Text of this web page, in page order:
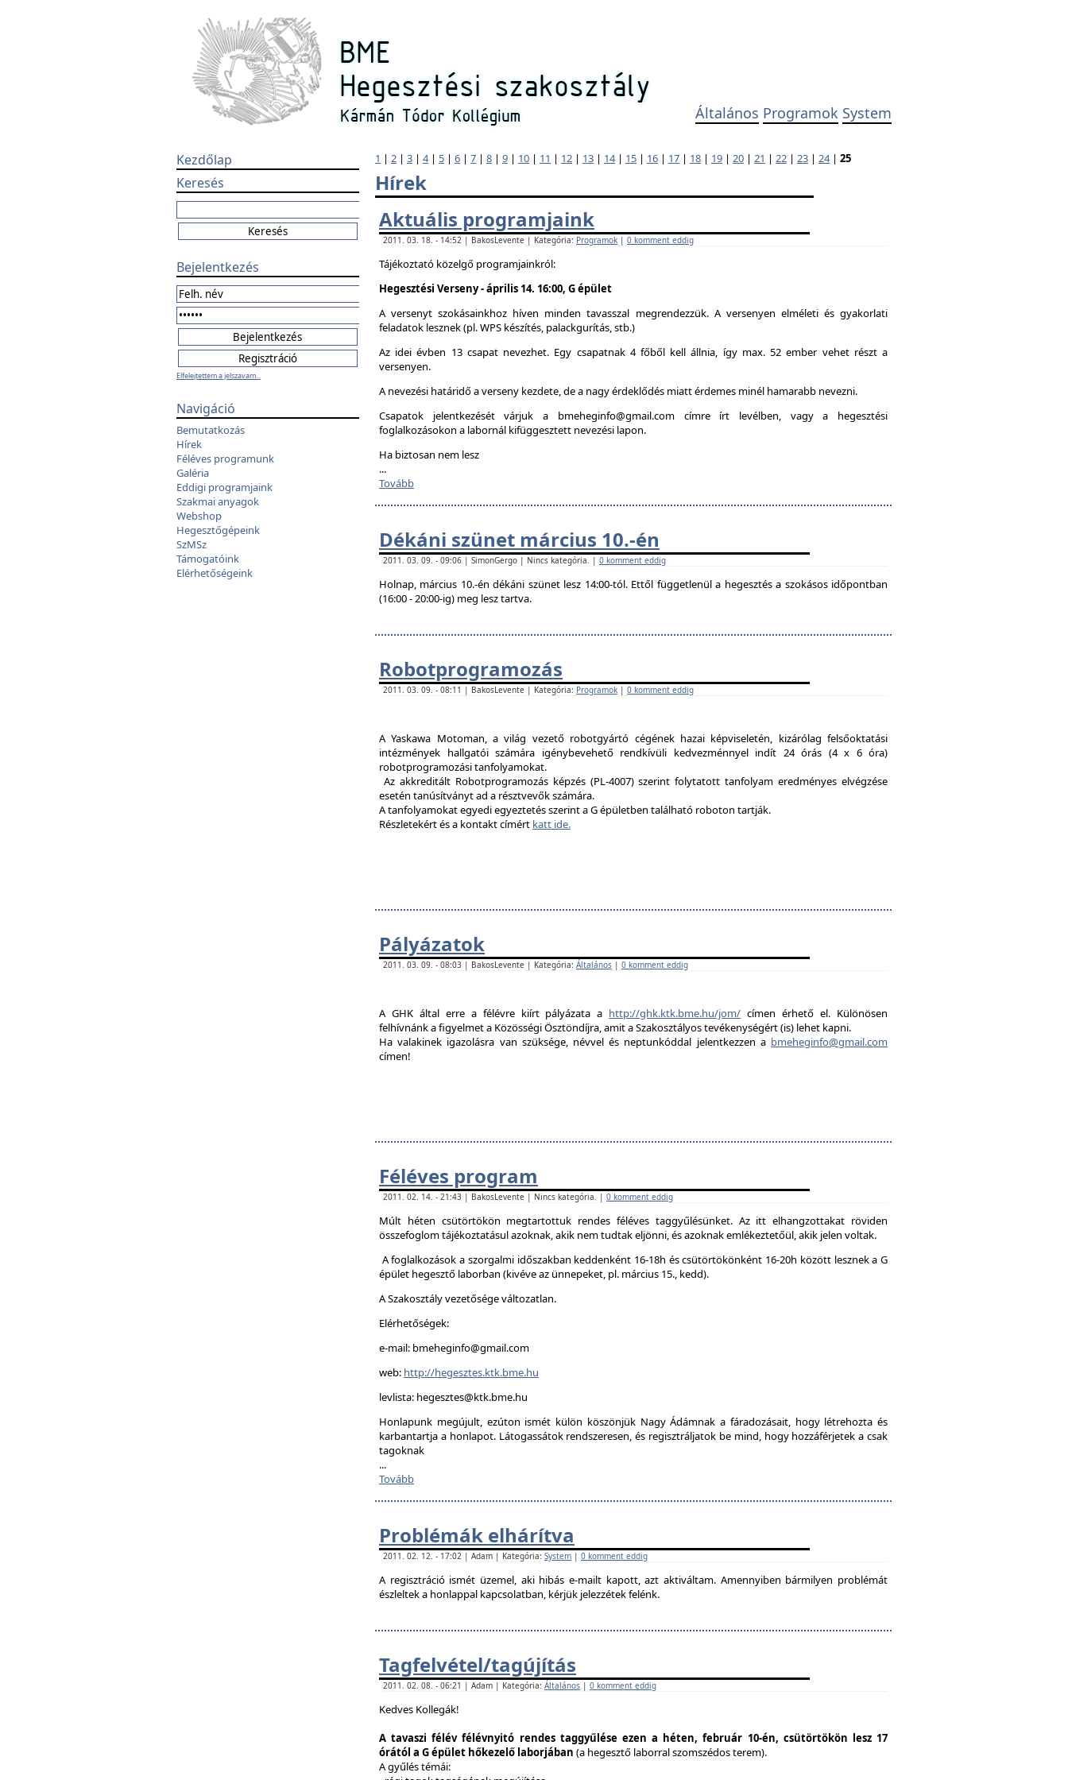
Általános Programok System
Kezdőlap
Keresés
Bejelentkezés
Elfelejtettem a jelszavam...
Navigáció
Bemutatkozás
Hírek
Féléves programunk
Galéria
Eddigi programjaink
Szakmai anyagok
Webshop
Hegesztőgépeink
SzMSz
Támogatóink
Elérhetőségeink
1 | 2 | 3 | 4| 5 | 6 | 7 | 8 | 9 | 10 | 11 | 12 | 13 | 14| 15 | 16 | 17 | 18 | 19 | 20 | 21 | 22 | 23 | 24| 25
Hírek
Aktuális programjaink
2011. 03. 18. - 14:52 | BakosLevente | Kategória: Programok | 0 komment eddig
Tájékoztató közelgő programjainkról:
Hegesztési Verseny - április 14. 16:00, G épület
A versenyt szokásainkhoz híven minden tavasszal megrendezzük. A versenyen elméleti és gyakorlati
feladatok lesznek (pl. WPS készítés, palackgurítás, stb.)
Az idei évben 13 csapat nevezhet. Egy csapatnak 4 főből kell állnia, így max. 52 ember vehet részt a
versenyen.
A nevezési határidő a verseny kezdete, de a nagy érdeklődés miatt érdemes minél hamarabb nevezni.
Csapatok jelentkezését várjuk a bmeheginfo@gmail.com címre írt levélben, vagy a hegesztési
foglalkozásokon a labornál kifüggesztett nevezési lapon.
Ha biztosan nem lesz
...
Tovább
Dékáni szünet március 10.-én
2011. 03. 09. - 09:06 | SimonGergo | Nincs kategória. | 0 komment eddig
Holnap, március 10.-én dékáni szünet lesz 14:00-tól. Ettől függetlenül a hegesztés a szokásos időpontban
(16:00 - 20:00-ig) meg lesz tartva.
Robotprogramozás
2011. 03. 09. - 08:11 | BakosLevente | Kategória: Programok | 0 komment eddig
A Yaskawa Motoman, a világ vezető robotgyártó cégének hazai képviseletén, kizárólag felsőoktatási
intézmények hallgatói számára igénybevehető rendkívüli kedvezménnyel indít 24 órás (4 x 6 óra)
robotprogramozási tanfolyamokat.
Az akkreditált Robotprogramozás képzés (PL-4007) szerint folytatott tanfolyam eredményes elvégzése
esetén tanúsítványt ad a résztvevők számára.
A tanfolyamokat egyedi egyeztetés szerint a G épületben található roboton tartják.
Részletekért és a kontakt címért katt ide.
Pályázatok
2011. 03. 09. - 08:03 | BakosLevente | Kategória: Általános | 0 komment eddig
A GHK által erre a félévre kiírt pályázata a http://ghk.ktk.bme.hu/jom/ címen érhető el. Különösen
felhívnánk a figyelmet a Közösségi Ösztöndíjra, amit a Szakosztályos tevékenységért (is) lehet kapni.
Ha valakinek igazolásra van szüksége, névvel és neptunkóddal jelentkezzen a bmeheginfo@gmail.com
címen!
Féléves program
2011. 02. 14. - 21:43 | BakosLevente | Nincs kategória. | 0 komment eddig
Múlt héten csütörtökön megtartottuk rendes féléves taggyűlésünket. Az itt elhangzottakat röviden
összefoglom tájékoztatásul azoknak, akik nem tudtak eljönni, és azoknak emlékeztetőül, akik jelen voltak.
A foglalkozások a szorgalmi időszakban keddenként 16-18h és csütörtökönként 16-20h között lesznek a G
épület hegesztő laborban (kivéve az ünnepeket, pl. március 15., kedd).
A Szakosztály vezetősége változatlan.
Elérhetőségek:
e-mail: bmeheginfo@gmail.com
web: http://hegesztes.ktk.bme.hu
levlista: hegesztes@ktk.bme.hu
Honlapunk megújult, ezúton ismét külön köszönjük Nagy Ádámnak a fáradozásait, hogy létrehozta és
karbantartja a honlapot. Látogassátok rendszeresen, és regisztráljatok be mind, hogy hozzáférjetek a csak
tagoknak
...
Tovább
Problémák elhárítva
2011. 02. 12. - 17:02 | Adam | Kategória: System | 0 komment eddig
A regisztráció ismét üzemel, aki hibás e-mailt kapott, azt aktiváltam. Amennyiben bármilyen problémát
észleltek a honlappal kapcsolatban, kérjük jelezzétek felénk.
Tagfelvétel/tagújítás
2011. 02. 08. - 06:21 | Adam | Kategória: Általános | 0 komment eddig
Kedves Kollegák!
A tavaszi félév félévnyitó rendes taggyűlése ezen a héten, február 10-én, csütörtökön lesz 17
órától a G épület hőkezelő laborjában (a hegesztő laborral szomszédos terem).
A gyűlés témái: